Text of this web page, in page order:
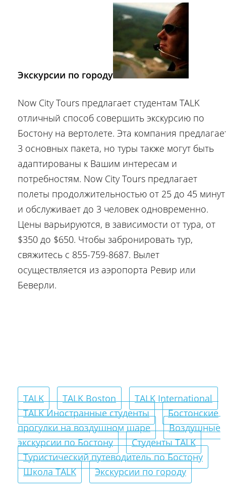
Экскурсии по городу
Now City Tours предлагает студентам TALK
отличный способ совершить экскурсию по
Бостону на вертолете. Эта компания
3 основных пакета, но туры также могут быть
адаптированы к Вашим интересам и
потребностям. Now City Tours предлагает
полеты продолжительностью от 25 до 45 минут
и обслуживает до 3 человек одновременно.
Цены варьируются, в зависимости от тура, от
$350 до $650. Чтобы забронировать тур,
свяжитесь с 855-759-8687. Вылет
осуществляется из аэропорта Ревир или
Беверли.
TALK TALK Boston
TALK International
TALK Иностранные студенты
Бостонские
прогулки на воздушном шаре
Воздушные
экскурсии по Бостону
Студенты TALK
Туристический путеводитель по Бостону
Школа TALK
Экскурсии по городу